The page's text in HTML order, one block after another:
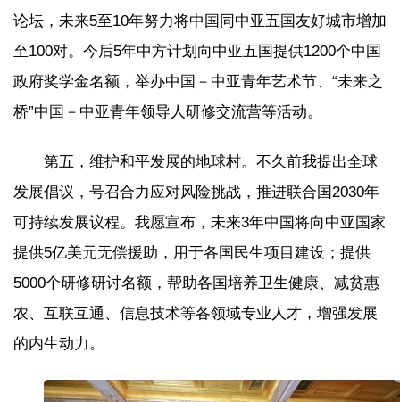
论坛，未来5至10年努力将中国同中亚五国友好城市增加
至100对。今后5年中方计划向中亚五国提供1200个中国
政府奖学金名额，举办中国－中亚青年艺术节、“未来之
桥”中国－中亚青年领导人研修交流营等活动。
第五，维护和平发展的地球村。不久前我提出全球
发展倡议，号召合力应对风险挑战，推进联合国2030年
可持续发展议程。我愿宣布，未来3年中国将向中亚国家
提供5亿美元无偿援助，用于各国民生项目建设；提供
5000个研修研讨名额，帮助各国培养卫生健康、减贫惠
农、互联互通、信息技术等各领域专业人才，增强发展
的内生动力。